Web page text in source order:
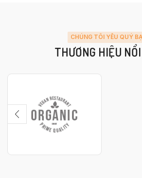
CHÚNG TÔI YÊU QUÝ
THƯƠNG HIỆU